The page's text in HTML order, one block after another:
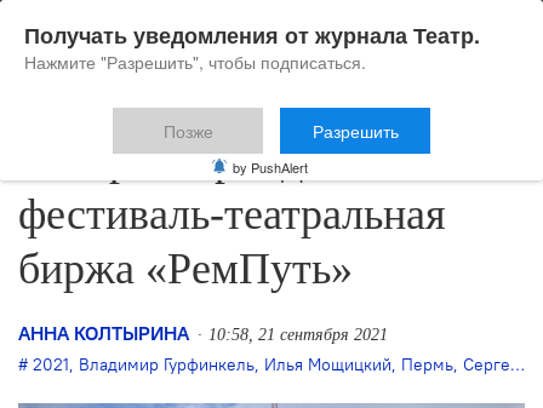
В Перми пройдёт
фестиваль-театральная
биржа «РемПуть»
АННА КОЛТЫРИНА 10:58, 21 сентября 2021
2021, Владимир Гурфинкель, Илья Мощицкий, Пермь, Сергей Чехов
Получать уведомления от журнала Театр.
Нажмите "Разрешить", чтобы подписаться.
Позже Разрешить
by PushAlert